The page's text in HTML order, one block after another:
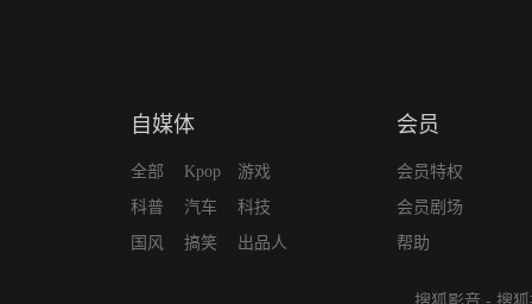
自媒体
全部
科普
国风
Kpop
汽车
搞笑
游戏
科技
出品人
会员
会员特权
会员剧场
帮助